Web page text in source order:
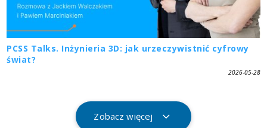
PCSS Talks. Inżynieria 3D: jak urzeczywistnić cyfrowy
świat?
2026-05-28
Zobacz więcej